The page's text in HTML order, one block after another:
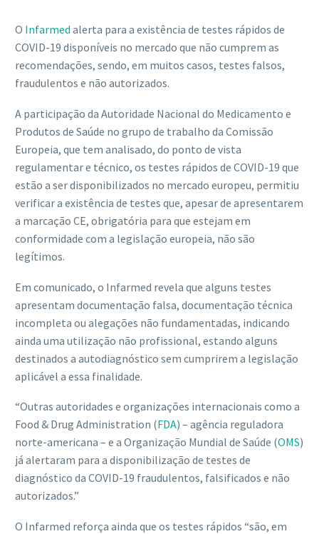
O Infarmed alerta para a existência de testes rápidos de
COVID-19 disponíveis no mercado que não cumprem as
recomendações, sendo, em muitos casos, testes falsos,
fraudulentos e não autorizados.
A participação da Autoridade Nacional do Medicamento e
Produtos de Saúde no grupo de trabalho da Comissão
Europeia, que tem analisado, do ponto de vista
regulamentar e técnico, os testes rápidos de COVID-19 que
estão a ser disponibilizados no mercado europeu, permitiu
verificar a existência de testes que, apesar de apresentarem
a marcação CE, obrigatória para que estejam em
conformidade com a legislação europeia, não são
legítimos.
Em comunicado, o Infarmed revela que alguns testes
apresentam documentação falsa, documentação técnica
incompleta ou alegações não fundamentadas, indicando
ainda uma utilização não profissional, estando alguns
destinados a autodiagnóstico sem cumprirem a legislação
aplicável a essa finalidade.
“Outras autoridades e organizações internacionais como a
Food & Drug Administration (FDA) – agência reguladora
norte-americana – e a Organização Mundial de Saúde (OMS)
já alertaram para a disponibilização de testes de
diagnóstico da COVID-19 fraudulentos, falsificados e não
autorizados.”
O Infarmed reforça ainda que os testes rápidos “são, em